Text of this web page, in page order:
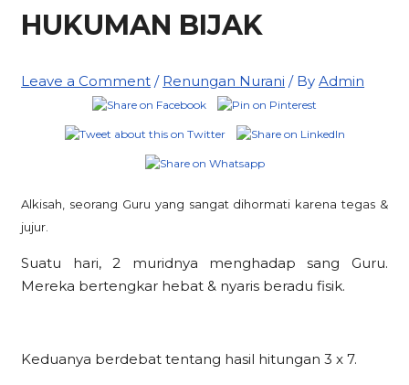
HUKUMAN BIJAK
Leave a Comment / Renungan Nurani / ByAdmin
Alkisah, seorang Guru yang sangat dihormati karena tegas &
jujur.
Suatu hari, 2 muridnya menghadap sang Guru.
Mereka bertengkar hebat & nyaris beradu fisik.
Keduanya berdebat tentang hasil hitungan 3 x 7.